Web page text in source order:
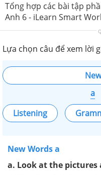
Tổng hợp các bài tập
Anh 6 - iLearn Smart
Lựa chọn câu để xem lời
a
Listening
New Words a
a. Look at the pictures